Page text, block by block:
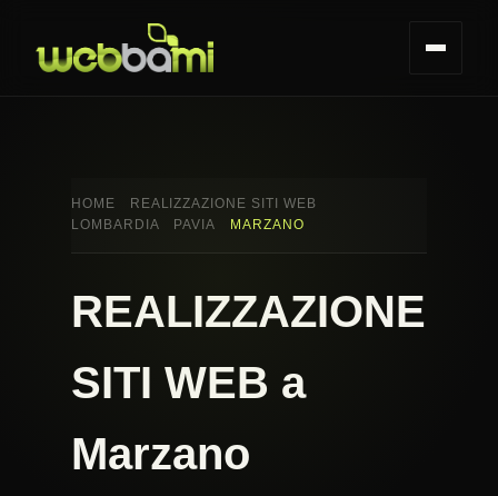
HOME
REALIZZAZIONE SITI WEB
LOMBARDIA
PAVIA MARZANO
REALIZZAZIONE
SITI WEB a
Marzano